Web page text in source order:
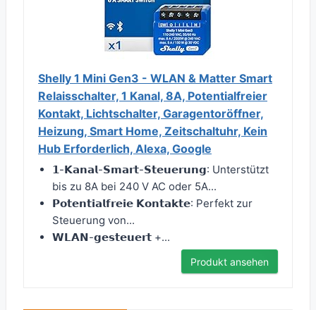
Shelly 1 Mini Gen3 - WLAN & Matter Smart
Relaisschalter, 1 Kanal, 8A, Potentialfreier
Kontakt, Lichtschalter, Garagentoröffner,
Heizung, Smart Home, Zeitschaltuhr, Kein
Hub Erforderlich, Alexa, Google
𝟭-𝗞𝗮𝗻𝗮𝗹-𝗦𝗺𝗮𝗿𝘁-𝗦𝘁𝗲𝘂𝗲𝗿𝘂𝗻𝗴: Unterstützt
bis zu 8A bei 240 V AC oder 5A...
𝗣𝗼𝘁𝗲𝗻𝘁𝗶𝗮𝗹𝗳𝗿𝗲𝗶𝗲 𝗞𝗼𝗻𝘁𝗮𝗸𝘁𝗲: Perfekt zur
Steuerung von...
𝗪𝗟𝗔𝗡-𝗴𝗲𝘀𝘁𝗲𝘂𝗲𝗿𝘁 +...
Produkt ansehen